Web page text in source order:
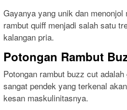
Gayanya yang unik dan menonjol
rambut quiff menjadi salah satu
kalangan pria.
Potongan Rambut
Potongan rambut buzz cut
sangat pendek yang terkenal
kesan maskulinitasnya.